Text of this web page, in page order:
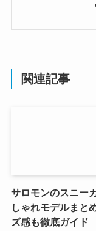
関連記事
サロモンのスニー
しゃれモデルまと
ズ感も徹底ガイド